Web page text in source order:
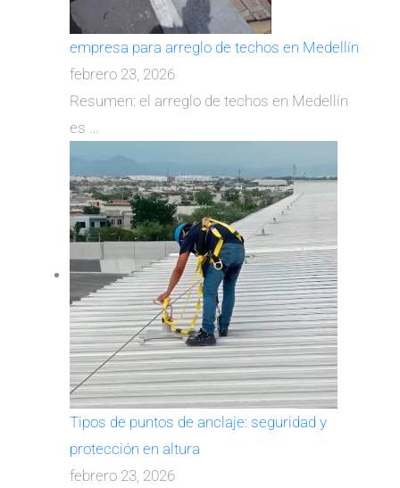
empresa para arreglo de techos en Medellín
febrero 23, 2026
Resumen: el arreglo de techos en Medellín
es …
Tipos de puntos de anclaje: seguridad y
protección en altura
febrero 23, 2026